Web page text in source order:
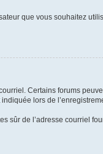
que vous souhaitez
Certains forums
lors de
sûr de l’adresse courriel